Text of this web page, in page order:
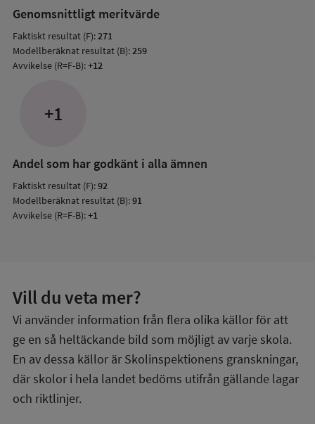
Genomsnittligt meritvärde
Faktiskt resultat (F):271
Modellberäknat resultat (B):259
Avvikelse (R=F-B):+12
+1
Andel som har godkänt i alla ämnen
Faktiskt resultat (F):92
Modellberäknat resultat (B):91
Avvikelse (R=F-B):+1
Vill du veta mer?
Vi använder information från flera olika källor för att
ge en så heltäckande bild som möjligt av varje skola.
En av dessa källor är Skolinspektionens granskningar,
där skolor i hela landet bedöms utifrån gällande lagar
och riktlinjer.